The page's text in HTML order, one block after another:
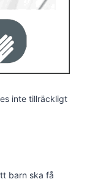
inte tillräckligt
barn ska få